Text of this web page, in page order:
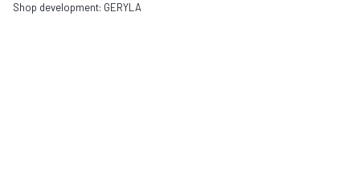
Shop development: GERYLA